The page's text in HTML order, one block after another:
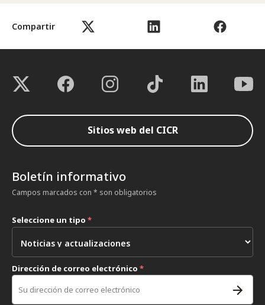
Compartir
Sitios web del CICR
Boletín informativo
Campos marcados con * son obligatorios
Seleccione un tipo *
Dirección de correo electrónico *